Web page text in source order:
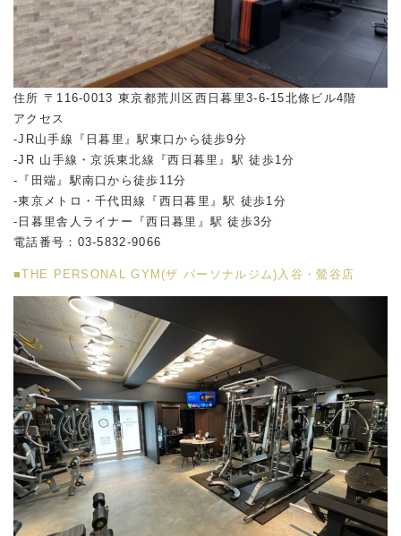
住所 〒116-0013 東京都荒川区西日暮里3-6-15北條ビル4階
アクセス
-JR山手線『日暮里』駅東口から徒歩9分
-JR 山手線・京浜東北線『西日暮里』駅 徒歩1分
-『田端』駅南口から徒歩11分
-東京メトロ・千代田線『西日暮里』駅 徒歩1分
-日暮里舎人ライナー『西日暮里』駅 徒歩3分
電話番号：03-5832-9066
■THE PERSONAL GYM(ザ パーソナルジム)入谷・鶯谷店